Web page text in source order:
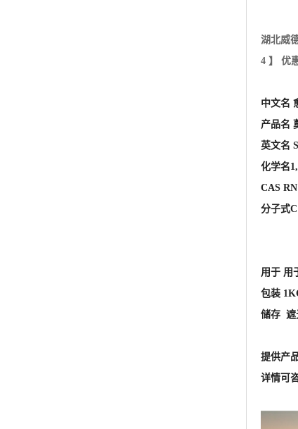
化学名
CAS
用于 用
包装
储存 遮